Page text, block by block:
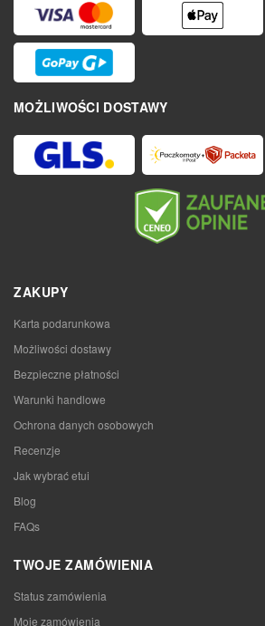
MOŻLIWOŚCI DOSTAWY
ZAKUPY
Karta podarunkowa
Możliwości dostawy
Bezpieczne płatności
Warunki handlowe
Ochrona danych osobowych
Recenzje
Jak wybrać etui
Blog
FAQs
TWOJE ZAMÓWIENIA
Status zamówienia
Moje zamówienia